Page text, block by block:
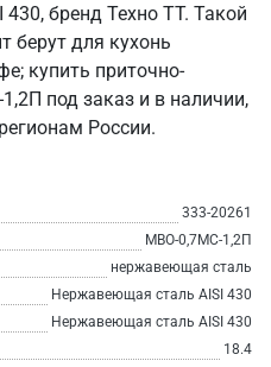
бренд Техно ТТ. Такой
берут для кухонь
купить приточно-
под заказ и в наличии,
России.
333-20261
МВО-0,7МС-1,2П
нержавеющая сталь
Нержавеющая сталь AISI 430
Нержавеющая сталь AISI 430
18.4